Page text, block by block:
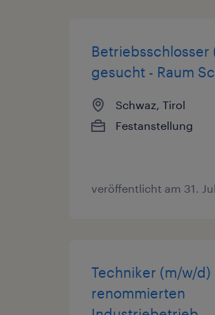
Betriebsschlosser
gesucht - Raum
Schwaz, Tirol
Festanstellung
veröffentlicht am 31.
Techniker (m/w/d)
renommierten